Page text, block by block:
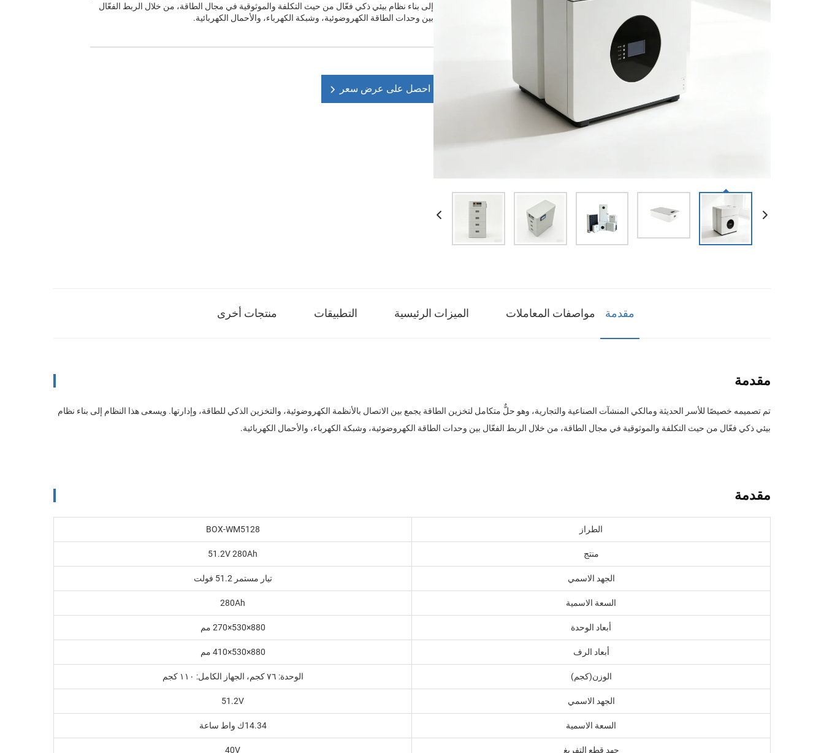
إلى بناء نظام بيئي ذكي فعّال من حيث التكلفة والموثوقية في مجال الطاقة، من خلال الربط الفعّال
بين وحدات الطاقة الكهروضوئية، وشبكة الكهرباء، والأحمال الكهربائية.
احصل على عرض سعر
مقدمة مواصفات المعاملات الميزات الرئيسية التطبيقات منتجات أخرى
مقدمة
تم تصميمه خصيصًا للأسر الحديثة ومالكي المنشآت الصناعية والتجارية، وهو حلٌّ متكامل لتخزين الطاقة يجمع بين الاتصال بالأنظمة الكهروضوئية، والتخزين الذكي للطاقة، وإدارتها. ويسعى هذا النظام إلى بناء نظام
بيئي ذكي فعّال من حيث التكلفة والموثوقية في مجال الطاقة، من خلال الربط الفعّال بين وحدات الطاقة الكهروضوئية، وشبكة الكهرباء، والأحمال الكهربائية.
مقدمة
الطراز BOX-WM5128
منتج 51.2V 280Ah
الجهد الاسمي تيار مستمر 51.2 فولت
السعة الاسمية 280Ah
أبعاد الوحدة 880×530×270 مم
أبعاد الرف 880×530×410 مم
الوزن(كجم) الوحدة: ٧٦ كجم، الجهاز الكامل: ١١٠ كجم
الجهد الاسمي 51.2V
السعة الاسمية 14.34ك واط ساعة
جهد قطع التفريغ 40V